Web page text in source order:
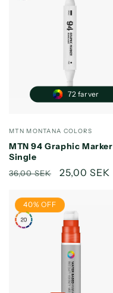
Forhandler:
MTN MONTANA COLORS
MTN 94 Graphic Marker
Single
Normalpris
36,00 SEK Udsalgspris
25,00 SEK
72 farver
40% OFF